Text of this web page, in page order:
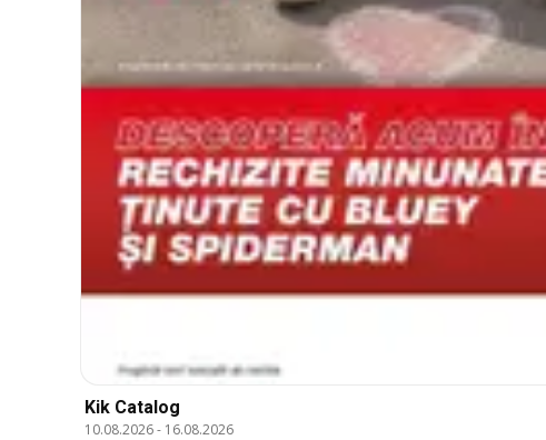
Kik Catalog
10.08.2026- 16.08.2026